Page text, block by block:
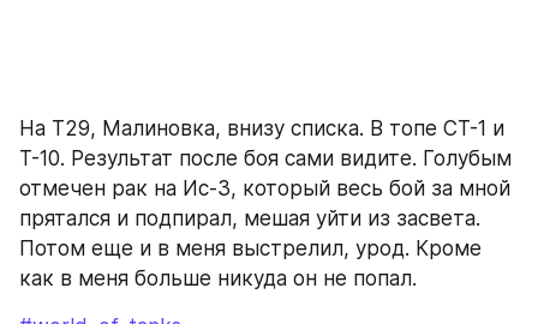
На T29, Малиновка, внизу списка. В топе СТ-1 и
Т-10. Результат после боя сами видите. Голубым
отмечен рак на Ис-3, который весь бой за мной
прятался и подпирал, мешая уйти из засвета.
Потом еще и в меня выстрелил, урод. Кроме
как в меня больше никуда он не попал.